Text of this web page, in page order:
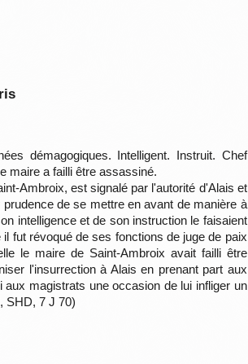
démagogiques. Intelligent. Instruit. Chef
maire a failli être assassiné.
Ambroix, est signalé par l'autorité d'Alais et
de se mettre en avant de manière à
intelligence et de son instruction le faisaient
fut révoqué de ses fonctions de juge de paix
le maire de Saint-Ambroix avait failli être
l'insurrection à Alais en prenant part aux
magistrats une occasion de lui infliger un
SHD, 7 J 70)